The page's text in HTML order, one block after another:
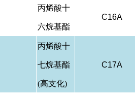
丙烯酸十
六烷基酯
C16A
丙烯酸十
七烷基酯
(高支化)
C17A